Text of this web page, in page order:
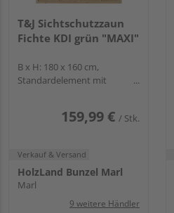
T&J Sichtschutzzaun
Fichte KDI grün "MAXI"
B x H: 180 x 160 cm,
Standardelement mit
159,99 € / Stk.
Verkauf & Versand
HolzLand Bunzel Marl
Marl
9 weitere Händler